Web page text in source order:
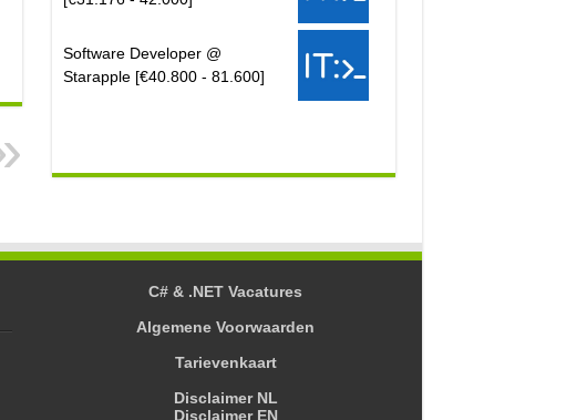
Software Developer @
Starapple [€40.800 - 81.600]
C# & .NET Vacatures
Algemene Voorwaarden
Tarievenkaart
Disclaimer NL
Disclaimer EN